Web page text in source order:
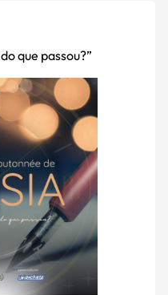
que passou?”